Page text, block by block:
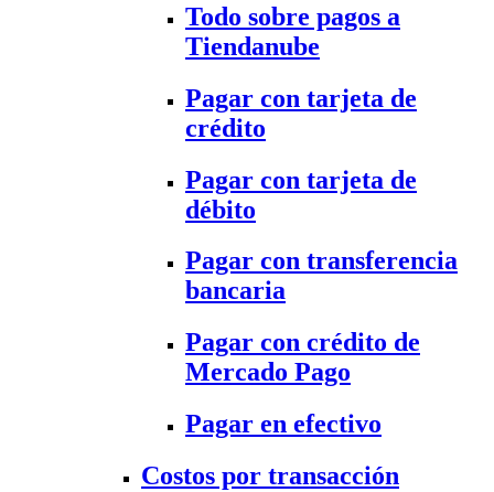
Todo sobre pagos a
Tiendanube
Pagar con tarjeta de
crédito
Pagar con tarjeta de
débito
Pagar con transferencia
bancaria
Pagar con crédito de
Mercado Pago
Pagar en efectivo
Costos por transacción